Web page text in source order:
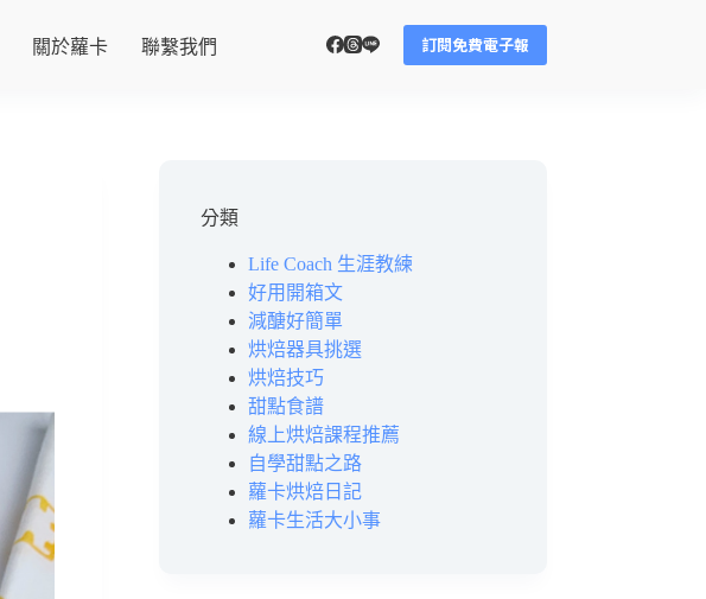
關於蘿卡 聯繫我們 訂閱免費電子報
分類
Life Coach 生涯教練
好用開箱文
減醣好簡單
烘焙器具挑選
烘焙技巧
甜點食譜
線上烘焙課程推薦
自學甜點之路
蘿卡烘焙日記
蘿卡生活大小事